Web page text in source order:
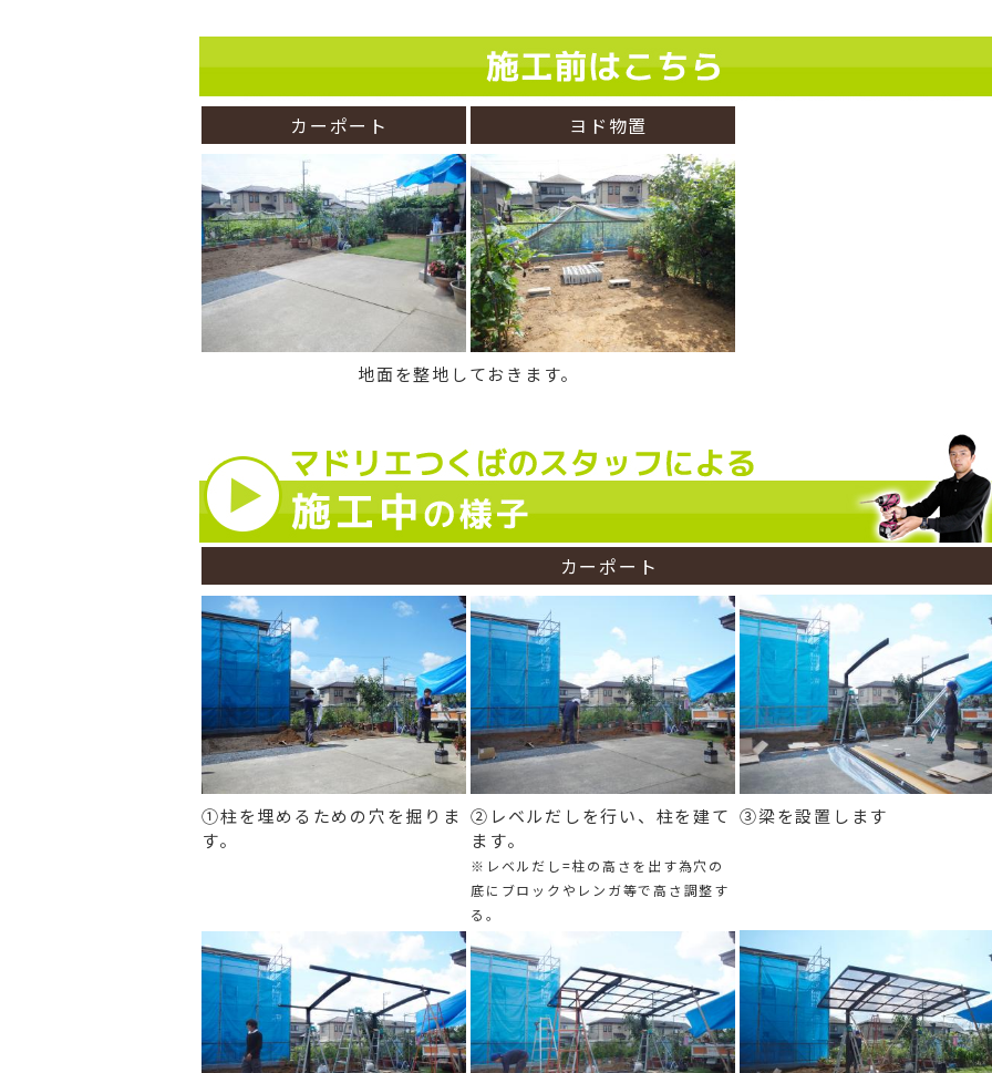
カーポート ヨド物置
地面を整地しておきます。
カーポート
①柱を埋めるための穴を掘りま
す。
②レベルだしを行い、柱を建て
ます。
※レベルだし=柱の高さを出す為穴の
底にブロックやレンガ等で高さ調整す
る。
③梁を設置します